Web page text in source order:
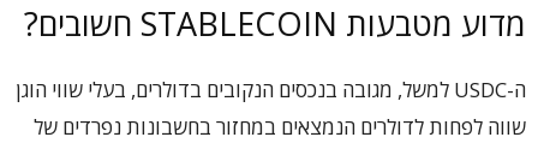
מדוע מטבעות STABLECOIN חשובים?
ה-USDC למשל, מגובה בנכסים הנקובים בדולרים, בעלי שווי הוגן
שווה לפחות לדולרים הנמצאים במחזור בחשבונות נפרדים של